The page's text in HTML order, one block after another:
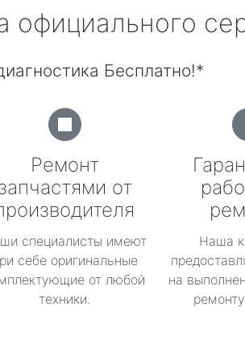
официального
Бесплатно!*
Ремонт
от
специалисты имеют
себе оригинальные
от любой
техники.
Наша
на